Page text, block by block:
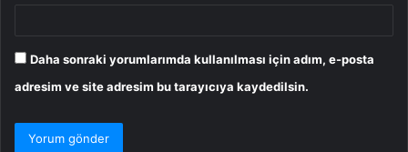
Daha sonraki yorumlarımda kullanılması için adım, e-posta
adresim ve site adresim bu tarayıcıya kaydedilsin.